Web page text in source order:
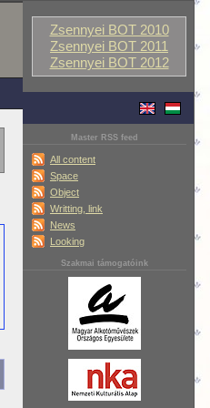
Zsennyei BOT 2010
Zsennyei BOT 2011
Zsennyei BOT 2012
Master RSS feed
All content
Space
Object
Writting, link
News
Looking
Szakmai támogatóink